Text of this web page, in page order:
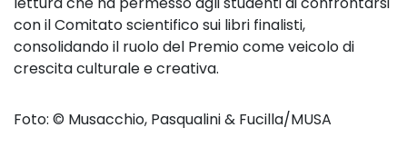
con il Comitato scientifico sui libri finalisti,
consolidando il ruolo del Premio come veicolo di
crescita culturale e creativa.
Foto: ©️ Musacchio, Pasqualini & Fucilla/MUSA